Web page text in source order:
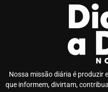
Nossa missão diária é produzir
que informem, divirtam,